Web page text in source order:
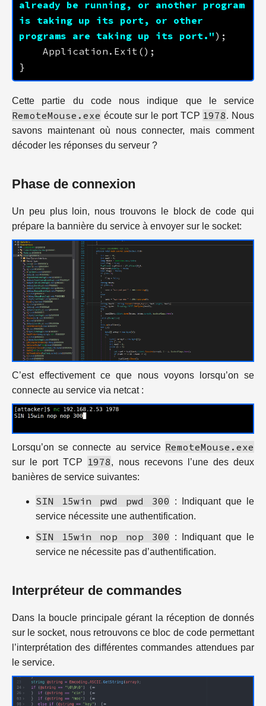
already be running, or another program
is taking up its port, or other
programs are taking up its port."
Cette partie du code nous indique que le service
RemoteMouse.exe écoute sur le port TCP 1978. Nous
savons maintenant où nous connecter, mais comment
décoder les réponses du serveur ?
Phase de connexion
Un peu plus loin, nous trouvons le block de code qui
prépare la bannière du service à envoyer sur le socket:
C’est effectivement ce que nous voyons lorsqu’on se
connecte au service via netcat :
Lorsqu’on se connecte au service RemoteMouse.exe
sur le port TCP 1978, nous recevons l’une des deux
banières de service suivantes:
SIN 15win pwd pwd 300
: Indiquant que le
service nécessite une authentification.
SIN 15win nop nop 300
: Indiquant que le
service ne nécessite pas d’authentification.
Interpréteur de commandes
Dans la boucle principale gérant la réception de donnés
sur le socket, nous retrouvons ce bloc de code permettant
l’interprétation des différentes commandes attendues par
le service.